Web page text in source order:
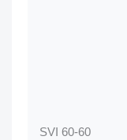
SVI 60-60